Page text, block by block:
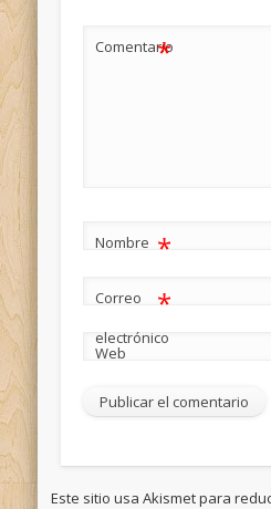
Comentario
*
Nombre *
Correo
electrónico
*
Web
Este sitio usa Akismet para